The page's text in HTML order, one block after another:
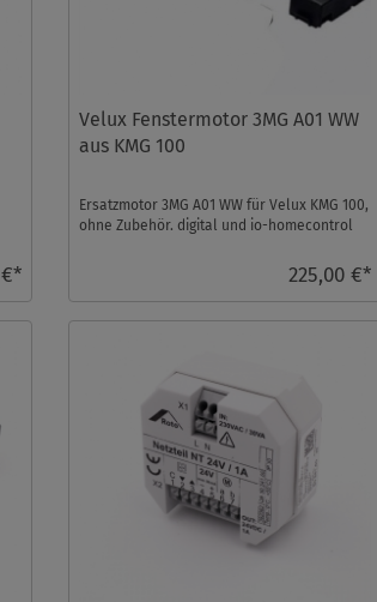
Velux Fenstermotor 3MG A01 WW
aus KMG 100
Ersatzmotor 3MG A01 WW für Velux KMG 100,
ohne Zubehör. digital und io-homecontrol
225,00 €*